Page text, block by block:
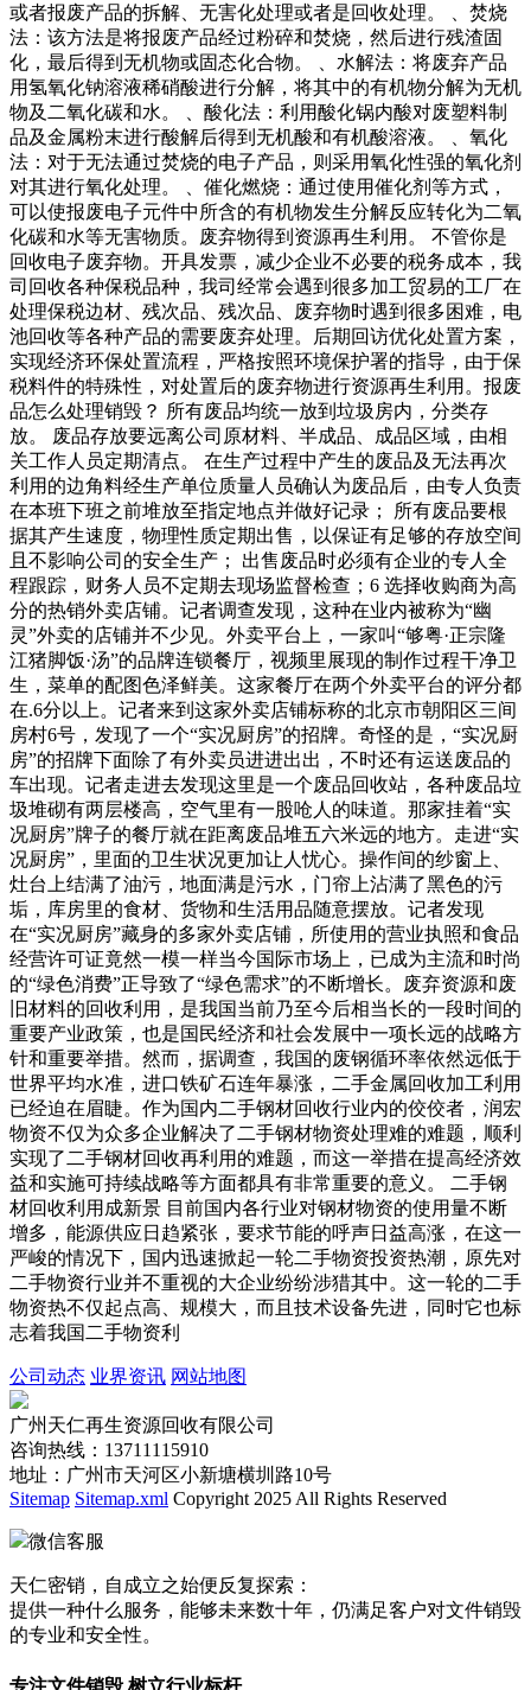
或者报废产品的拆解、无害化处理或者是回收处理。 、焚烧
法：该方法是将报废产品经过粉碎和焚烧，然后进行残渣固
化，最后得到无机物或固态化合物。 、水解法：将废弃产品
用氢氧化钠溶液稀硝酸进行分解，将其中的有机物分解为无机
物及二氧化碳和水。 、酸化法：利用酸化锅内酸对废塑料制
品及金属粉末进行酸解后得到无机酸和有机酸溶液。 、氧化
法：对于无法通过焚烧的电子产品，则采用氧化性强的氧化剂
对其进行氧化处理。 、催化燃烧：通过使用催化剂等方式，
可以使报废电子元件中所含的有机物发生分解反应转化为二氧
化碳和水等无害物质。废弃物得到资源再生利用。 不管你是
回收电子废弃物。开具发票，减少企业不必要的税务成本，我
司回收各种保税品种，我司经常会遇到很多加工贸易的工厂在
处理保税边材、残次品、残次品、废弃物时遇到很多困难，电
池回收等各种产品的需要废弃处理。后期回访优化处置方案，
实现经济环保处置流程，严格按照环境保护署的指导，由于保
税料件的特殊性，对处置后的废弃物进行资源再生利用。报废
品怎么处理销毁？ 所有废品均统一放到垃圾房内，分类存
放。 废品存放要远离公司原材料、半成品、成品区域，由相
关工作人员定期清点。 在生产过程中产生的废品及无法再次
利用的边角料经生产单位质量人员确认为废品后，由专人负责
在本班下班之前堆放至指定地点并做好记录； 所有废品要根
据其产生速度，物理性质定期出售，以保证有足够的存放空间
且不影响公司的安全生产； 出售废品时必须有企业的专人全
程跟踪，财务人员不定期去现场监督检查；6 选择收购商为高
分的热销外卖店铺。记者调查发现，这种在业内被称为“幽
灵”外卖的店铺并不少见。外卖平台上，一家叫“够粤·正宗隆
江猪脚饭·汤”的品牌连锁餐厅，视频里展现的制作过程干净卫
生，菜单的配图色泽鲜美。这家餐厅在两个外卖平台的评分都
在.6分以上。记者来到这家外卖店铺标称的北京市朝阳区三间
房村6号，发现了一个“实况厨房”的招牌。奇怪的是，“实况厨
房”的招牌下面除了有外卖员进进出出，不时还有运送废品的
车出现。记者走进去发现这里是一个废品回收站，各种废品垃
圾堆砌有两层楼高，空气里有一股呛人的味道。那家挂着“实
况厨房”牌子的餐厅就在距离废品堆五六米远的地方。走进“实
况厨房”，里面的卫生状况更加让人忧心。操作间的纱窗上、
灶台上结满了油污，地面满是污水，门帘上沾满了黑色的污
垢，库房里的食材、货物和生活用品随意摆放。记者发现
在“实况厨房”藏身的多家外卖店铺，所使用的营业执照和食品
经营许可证竟然一模一样当今国际市场上，已成为主流和时尚
的“绿色消费”正导致了“绿色需求”的不断增长。废弃资源和废
旧材料的回收利用，是我国当前乃至今后相当长的一段时间的
重要产业政策，也是国民经济和社会发展中一项长远的战略方
针和重要举措。然而，据调查，我国的废钢循环率依然远低于
世界平均水准，进口铁矿石连年暴涨，二手金属回收加工利用
已经迫在眉睫。作为国内二手钢材回收行业内的佼佼者，润宏
物资不仅为众多企业解决了二手钢材物资处理难的难题，顺利
实现了二手钢材回收再利用的难题，而这一举措在提高经济效
益和实施可持续战略等方面都具有非常重要的意义。 二手钢
材回收利用成新景 目前国内各行业对钢材物资的使用量不断
增多，能源供应日趋紧张，要求节能的呼声日益高涨，在这一
严峻的情况下，国内迅速掀起一轮二手物资投资热潮，原先对
二手物资行业并不重视的大企业纷纷涉猎其中。这一轮的二手
物资热不仅起点高、规模大，而且技术设备先进，同时它也标
志着我国二手物资利
公司动态 业界资讯 网站地图
广州天仁再生资源回收有限公司
咨询热线：13711115910
地址：广州市天河区小新塘横圳路10号
Sitemap Sitemap.xml Copyright 2025 All Rights Reserved
微信客服
天仁密销，自成立之始便反复探索：
提供一种什么服务，能够未来数十年，仍满足客户对文件销毁
的专业和安全性。
专注文件销毁 树立行业标杆